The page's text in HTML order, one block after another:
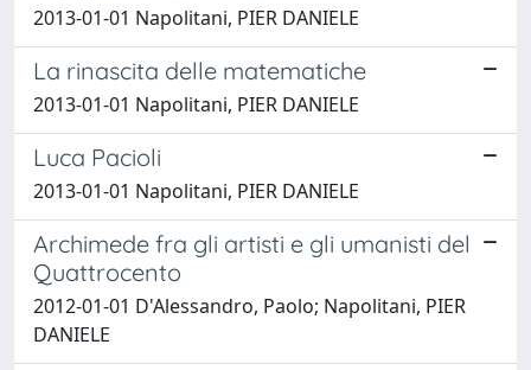
2013-01-01 Napolitani, PIER DANIELE
La rinascita delle matematiche
2013-01-01 Napolitani, PIER DANIELE
Luca Pacioli
2013-01-01 Napolitani, PIER DANIELE
Archimede fra gli artisti e gli umanisti del
Quattrocento
2012-01-01 D'Alessandro, Paolo; Napolitani, PIER
DANIELE